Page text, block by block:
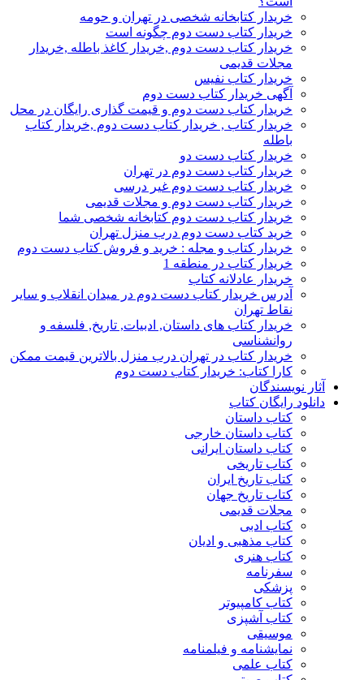
خریدار کتابخانه شخصی در تهران و حومه
خریدار کتاب دست دوم چگونه است
خریدار کتاب دست دوم ,خریدار کاغذ باطله ,خریدار
مجلات قدیمی
خریدار کتاب نفیس
آگهی خریدار کتاب دست دوم
خریدار کتاب دست دوم و قیمت گذاری رایگان در محل
خریدار کتاب , خریدار کتاب دست دوم ,خریدار کتاب
باطله
خریدار کتاب دست دو
خریدار کتاب دست دوم در تهران
خریدار کتاب دست دوم غیر درسی
خریدار کتاب دست دوم و مجلات قدیمی
خریدار کتاب دست دوم کتابخانه شخصی شما
خرید کتاب دست دوم درب منزل تهران
خریدار کتاب و مجله : خرید و فروش کتاب دست دوم
خریدار کتاب در منطقه 1
خریدار عادلانه کتاب
آدرس خریدار کتاب دست دوم در میدان انقلاب و سایر
نقاط تهران
خریدار کتاب های داستان, ادبیات, تاریخ, فلسفه و
روانشناسی
خریدار کتاب در تهران درب منزل بالاترین قیمت ممکن
کارا کتاب: خریدار کتاب دست دوم
آثار نویسندگان
دانلود رایگان کتاب
کتاب داستان
کتاب داستان خارجی
کتاب داستان ایرانی
کتاب تاریخی
کتاب تاریخ ایران
کتاب تاریخ جهان
مجلات قدیمی
کتاب ادبی
کتاب مذهبی و ادیان
کتاب هنری
سفرنامه
پزشکی
کتاب کامپیوتر
کتاب آشپزی
موسیقی
نمایشنامه و فیلمنامه
کتاب علمی